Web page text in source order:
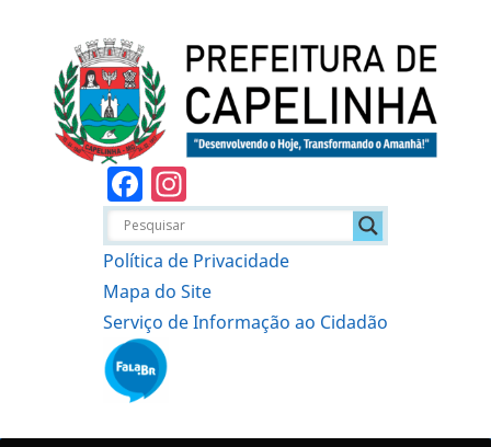
Facebook
Política de Privacidade
Mapa do Site
Serviço de Informação ao Cidadão